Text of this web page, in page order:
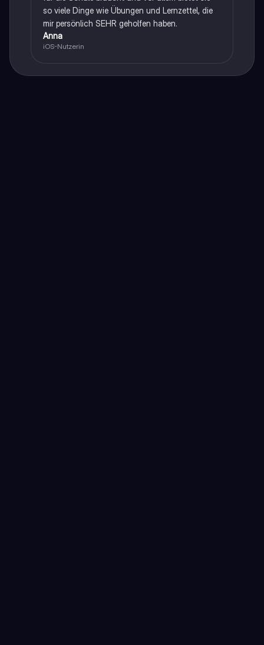
so viele Dinge wie Übungen und Lernzettel, die
mir persönlich SEHR geholfen haben.
Anna
iOS-Nutzerin